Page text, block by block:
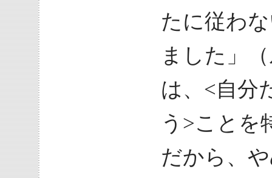
たに従わ
ました」
は、<自分
う>ことを
だから、